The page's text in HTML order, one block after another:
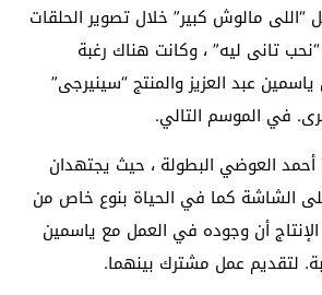
مالوش كبير” خلال تصوير الحلقات
تانى ليه” ، وكانت هناك رغبة
عبد العزيز والمنتج “سينيرجى”
في الموسم التالي.
العوضي البطولة ، حيث يجتهدان
الشاشة كما في الحياة بنوع خاص من
أن وجوده في العمل مع ياسمين
لتقديم عمل مشترك بينهما.